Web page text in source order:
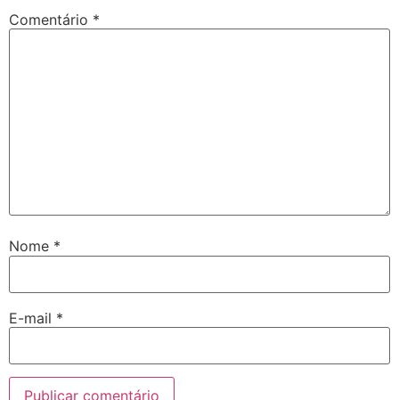
Comentário *
Nome *
E-mail *